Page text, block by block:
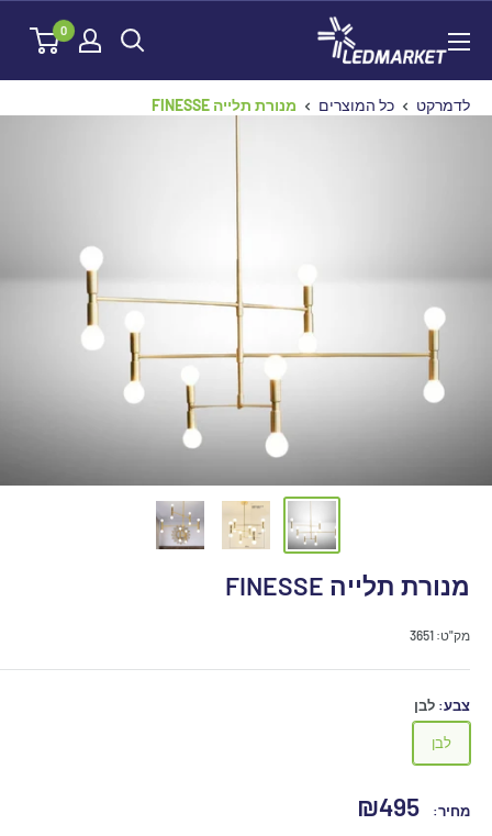
לתוכן
0
לדמרקט כל המוצרים מנורת תלייה FINESSE
מנורת תלייה FINESSE
מק"ט: 3651
צבע: לבן
לבן
מחיר:
מחיר
₪495